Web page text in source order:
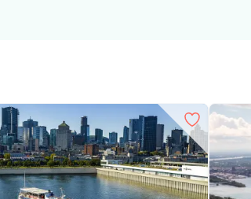
vous irez à la plage de Rawdon ou au
la possibilité de faire un arrêt à une
au cœur de la nature de Matawinie. Pour une
au départ de Montréal !